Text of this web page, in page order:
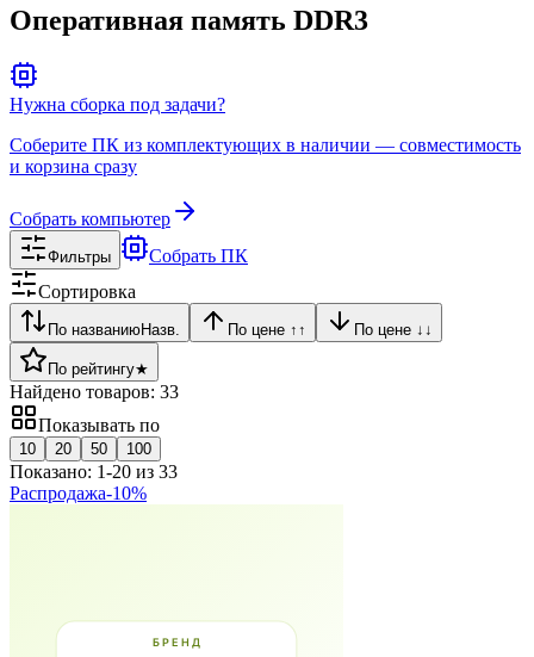
Оперативная память DDR3
Нужна сборка под задачи?
Соберите ПК из комплектующих в наличии — совместимость
и корзина сразу
Собрать компьютер
Фильтры
Собрать ПК
Сортировка
По названиюНазв. По цене ↑ ↑ По цене ↓ ↓
По рейтингу★
Найдено товаров: 33
Показывать по
10 20 50 100
Показано: 1-20 из 33
Распродажа-10%